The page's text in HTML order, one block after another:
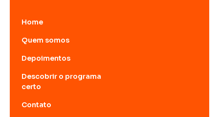
Home
Quem somos
Depoimentos
Descobrir o programa
certo
Contato